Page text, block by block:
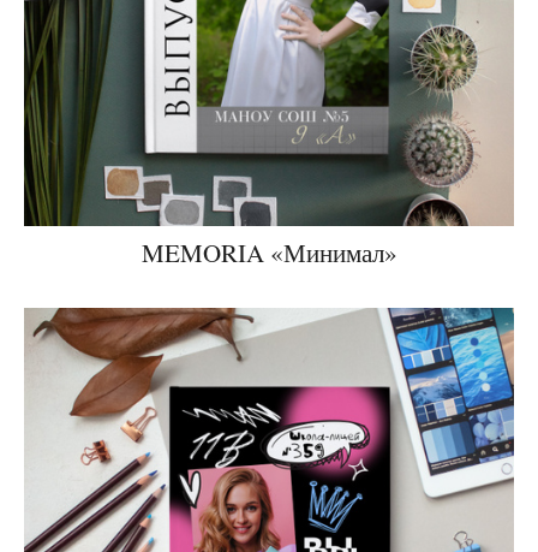
MEMORIA «Минимал»